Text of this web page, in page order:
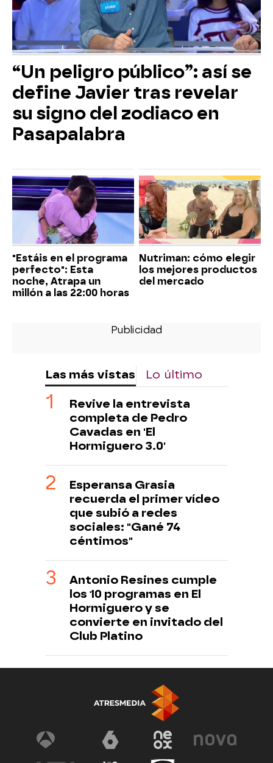
“Un peligro público”: así se
define Javier tras revelar
su signo del zodiaco en
Pasapalabra
"Estáis en el programa
perfecto": Esta
noche, Atrapa un
millón a las 22:00 horas
Nutriman: cómo elegir
los mejores productos
del mercado
Las más vistas Lo último
Revive la entrevista
completa de Pedro
Cavadas en 'El
Hormiguero 3.0'
Esperansa Grasia
recuerda el primer vídeo
que subió a redes
sociales: "Gané 74
céntimos"
Antonio Resines cumple
los 10 programas en El
Hormiguero y se
convierte en invitado del
Club Platino